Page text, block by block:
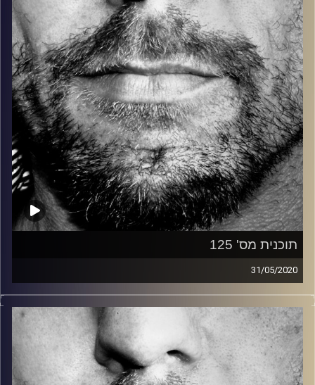
קרדיט תמונות: David Goehring
תוכנית מס' 125
31/05/2020
זיפים, מוזיקה מחוספסת של הופעות חיות. הרבה ג'אם, רוק,
בלוז, bluegrass, ג'אז, Fאנק, פרוגרסיב ואפילו אלקטרוניקה.
כל מה שחי, אמיתי ונושם.
עם שמוליק רגב.
קרדיט תמונות: David Goehring